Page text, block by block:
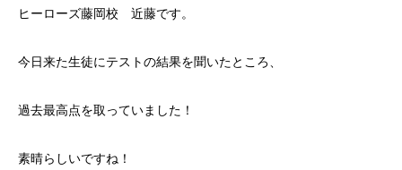
ヒーローズ藤岡校 近藤です。
今日来た生徒にテストの結果を聞いたところ、
過去最高点を取っていました！
素晴らしいですね！